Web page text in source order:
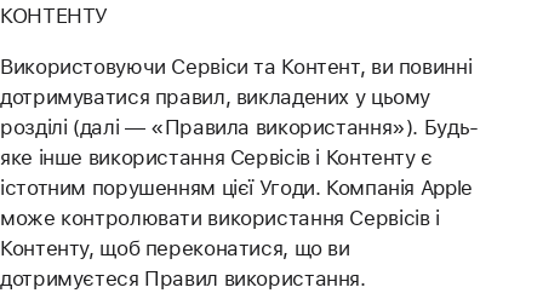
КОНТЕНТУ
Використовуючи Сервіси та Контент, ви повинні
дотримуватися правил, викладених у цьому
розділі (далі — «Правила використання»). Будь-
яке інше використання Сервісів і Контенту є
істотним порушенням цієї Угоди. Компанія Apple
може контролювати використання Сервісів і
Контенту, щоб переконатися, що ви
дотримуєтеся Правил використання.